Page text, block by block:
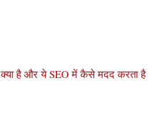
है और ये SEO में कैसे मदद करता है